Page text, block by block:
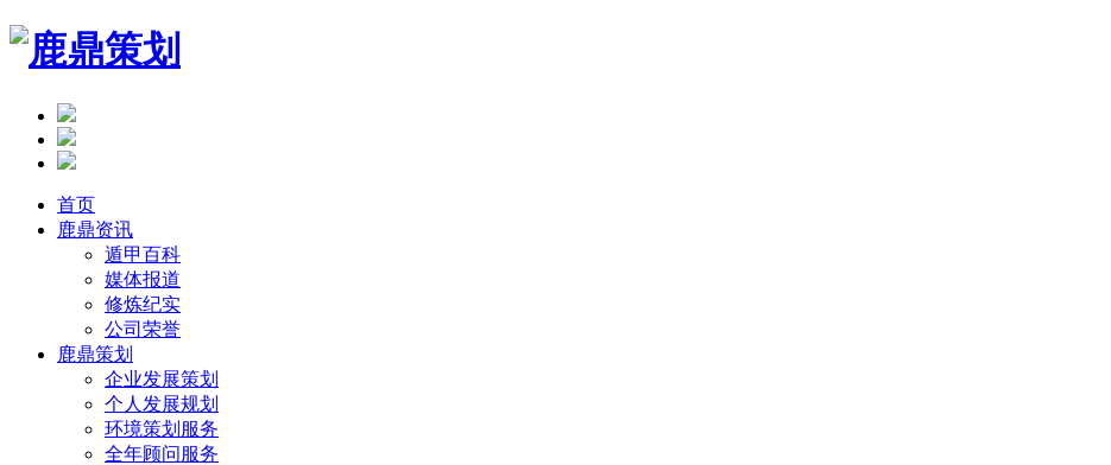
首页
鹿鼎资讯
遁甲百科
媒体报道
修炼纪实
公司荣誉
鹿鼎策划
企业发展策划
个人发展规划
环境策划服务
全年顾问服务